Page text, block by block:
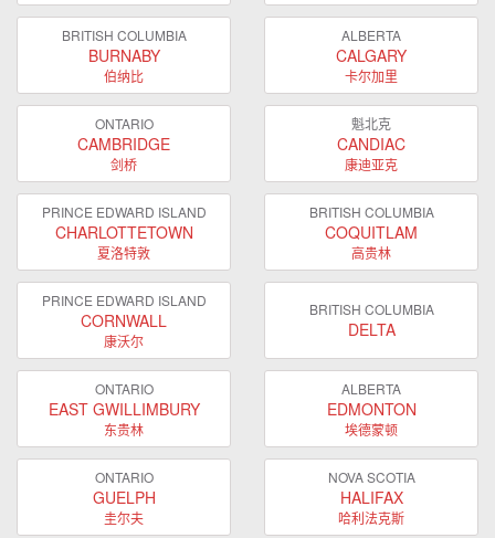
BRITISH COLUMBIA
BURNABY
伯纳比
ALBERTA
CALGARY
卡尔加里
ONTARIO
CAMBRIDGE
剑桥
魁北克
CANDIAC
康迪亚克
PRINCE EDWARD ISLAND
CHARLOTTETOWN
夏洛特敦
BRITISH COLUMBIA
COQUITLAM
高贵林
PRINCE EDWARD ISLAND
CORNWALL
康沃尔
BRITISH COLUMBIA
DELTA
ONTARIO
EAST GWILLIMBURY
东贵林
ALBERTA
EDMONTON
埃德蒙顿
ONTARIO
GUELPH
圭尔夫
NOVA SCOTIA
HALIFAX
哈利法克斯